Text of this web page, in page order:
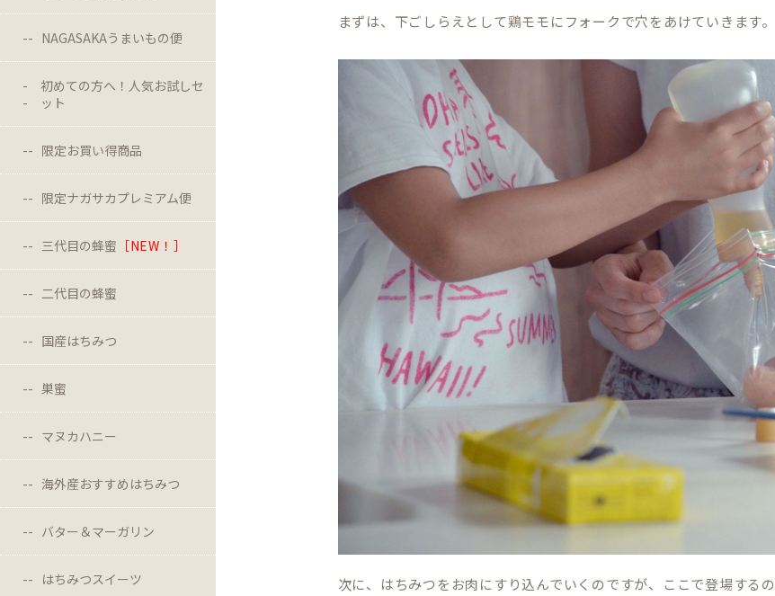
NAGASAKAうまいもの便
初めての方へ！人気お試しセ
ット
限定お買い得商品
限定ナガサカプレミアム便
三代目の蜂蜜 ［NEW！］
二代目の蜂蜜
国産はちみつ
巣蜜
マヌカハニー
海外産おすすめはちみつ
バター＆マーガリン
はちみつスイーツ
まずは、下ごしらえとして鶏モモにフォークで穴をあけていきます。
次に、はちみつをお肉にすり込んでいくのですが、ここで登場する